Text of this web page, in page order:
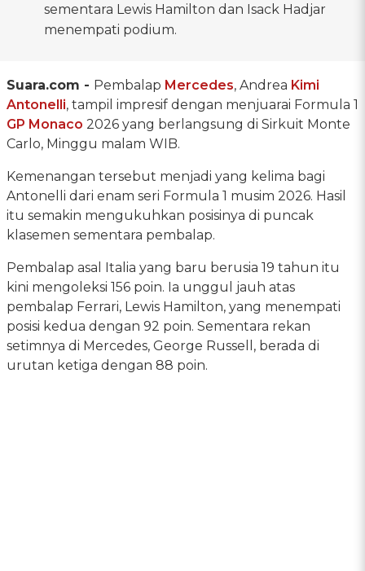
sementara Lewis Hamilton dan Isack Hadjar
menempati podium.
Suara.com - Pembalap Mercedes, Andrea Kimi
Antonelli, tampil impresif dengan menjuarai Formula 1
GP Monaco 2026 yang berlangsung di Sirkuit Monte
Carlo, Minggu malam WIB.
Kemenangan tersebut menjadi yang kelima bagi
Antonelli dari enam seri Formula 1 musim 2026. Hasil
itu semakin mengukuhkan posisinya di puncak
klasemen sementara pembalap.
Pembalap asal Italia yang baru berusia 19 tahun itu
kini mengoleksi 156 poin. Ia unggul jauh atas
pembalap Ferrari, Lewis Hamilton, yang menempati
posisi kedua dengan 92 poin. Sementara rekan
setimnya di Mercedes, George Russell, berada di
urutan ketiga dengan 88 poin.